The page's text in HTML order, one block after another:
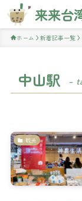
来来台
ホーム 新着記事一覧
中山駅 –
観光